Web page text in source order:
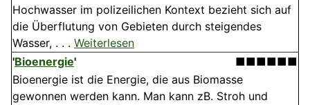
Hochwasser im polizeilichen Kontext bezieht sich auf
die Überflutung von Gebieten durch steigendes
Wasser, . . . Weiterlesen
'Bioenergie'
■■■■■■
Bioenergie ist die Energie, die aus Biomasse
gewonnen werden kann. Man kann zB. Stroh und